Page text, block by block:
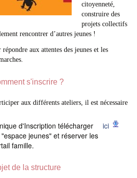
citoyenneté,
construire des
projets collectifs
rencontrer d’autres jeunes !
aux attentes des jeunes et les
s'inscrire ?
aux différents ateliers, il est nécessaire
d'Inscription télécharger
ici
jeunes" et réserver les
famille.
de la structure